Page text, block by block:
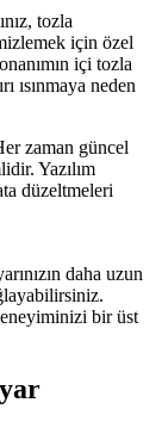
tozla
için özel
içi tozla
ısınmaya neden
zaman güncel
Yazılım
düzeltmeleri
daha uzun
bir üst